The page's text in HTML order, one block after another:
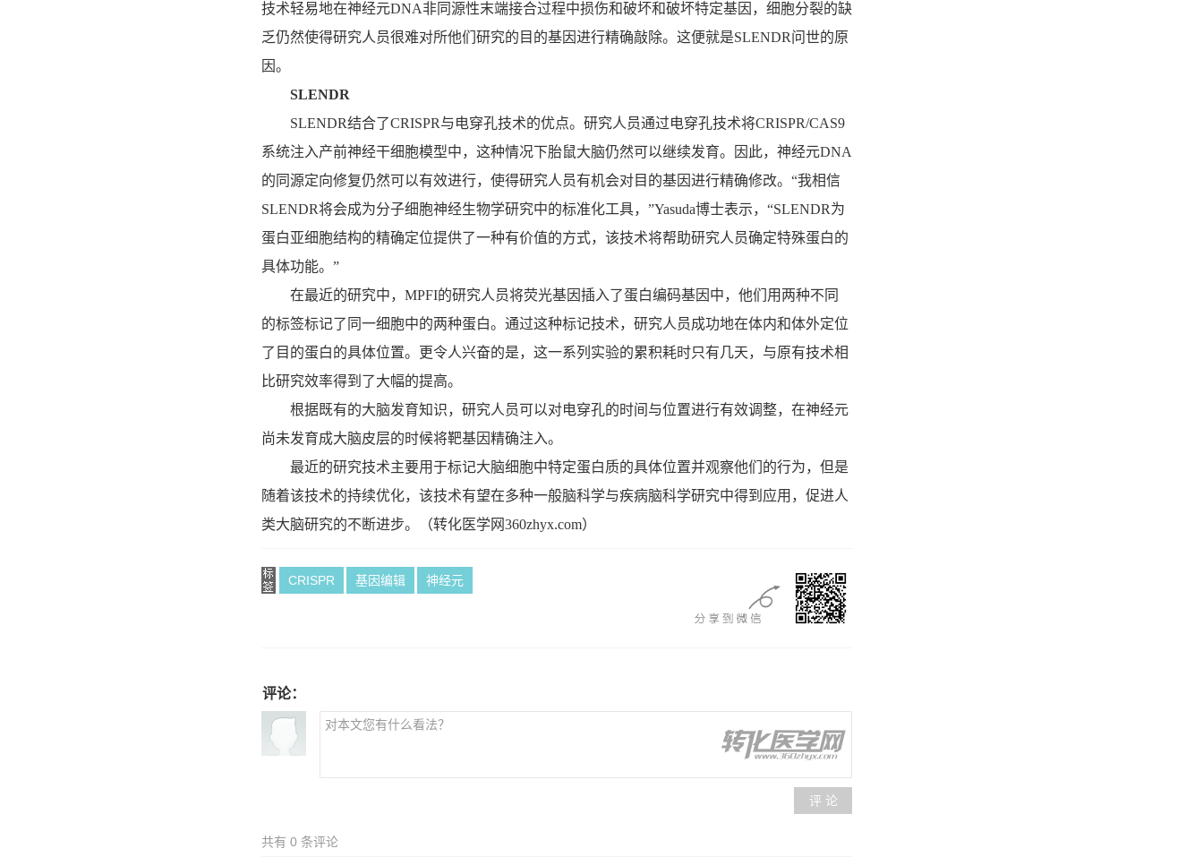
技术轻易地在神经元DNA非同源性末端接合过程中损伤和破坏和破坏特定基因，细胞分裂的缺
乏仍然使得研究人员很难对所他们研究的目的基因进行精确敲除。这便就是SLENDR问世的原
因。
SLENDR
SLENDR结合了CRISPR与电穿孔技术的优点。研究人员通过电穿孔技术将CRISPR/CAS9
系统注入产前神经干细胞模型中，这种情况下胎鼠大脑仍然可以继续发育。因此，神经元DNA
的同源定向修复仍然可以有效进行，使得研究人员有机会对目的基因进行精确修改。“我相信
SLENDR将会成为分子细胞神经生物学研究中的标准化工具，”Yasuda博士表示，“SLENDR为
蛋白亚细胞结构的精确定位提供了一种有价值的方式，该技术将帮助研究人员确定特殊蛋白的
具体功能。”
在最近的研究中，MPFI的研究人员将荧光基因插入了蛋白编码基因中，他们用两种不同
的标签标记了同一细胞中的两种蛋白。通过这种标记技术，研究人员成功地在体内和体外定位
了目的蛋白的具体位置。更令人兴奋的是，这一系列实验的累积耗时只有几天，与原有技术相
比研究效率得到了大幅的提高。
根据既有的大脑发育知识，研究人员可以对电穿孔的时间与位置进行有效调整，在神经元
尚未发育成大脑皮层的时候将靶基因精确注入。
最近的研究技术主要用于标记大脑细胞中特定蛋白质的具体位置并观察他们的行为，但是
随着该技术的持续优化，该技术有望在多种一般脑科学与疾病脑科学研究中得到应用，促进人
类大脑研究的不断进步。
（转化医学网360zhyx.com）
CRISPR 基因编辑 神经元
评论：
评 论
共有 0 条评论